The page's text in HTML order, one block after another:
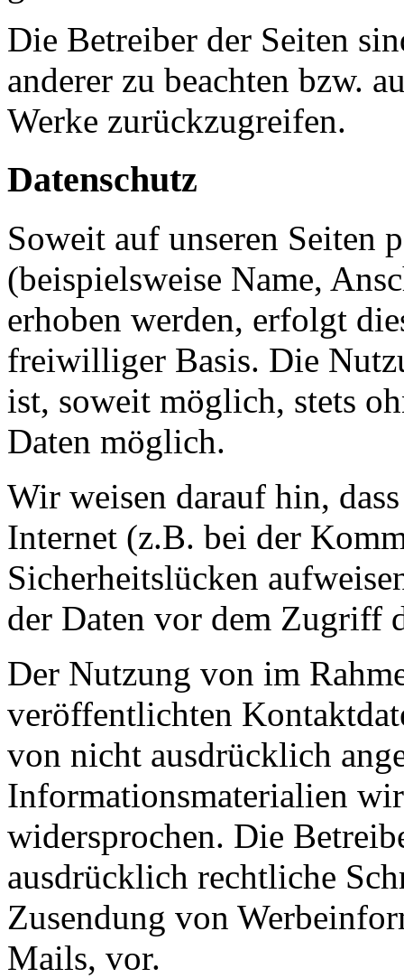
Die Betreiber der Seiten
anderer zu beachten bzw.
Werke zurückzugreifen.
Datenschutz
Soweit auf unseren Seiten
(beispielsweise Name,
erhoben werden, erfolgt
freiwilliger Basis. Die
ist, soweit möglich, stets
Daten möglich.
Wir weisen darauf hin,
Internet (z.B. bei der
Sicherheitslücken
der Daten vor dem Zugriff
Der Nutzung von im
veröffentlichten
von nicht ausdrücklich
Informationsmaterialien
widersprochen. Die
ausdrücklich rechtliche
Zusendung von
Mails, vor.